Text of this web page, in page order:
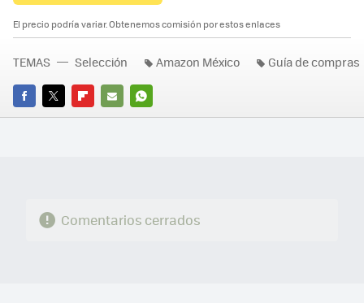
El precio podría variar. Obtenemos comisión por estos enlaces
FACEBOOK
TWITTERFLIPBOARD
E-
WHATSAPP
TEMAS Selección Amazon México Guía de compras
Comentarios cerrados